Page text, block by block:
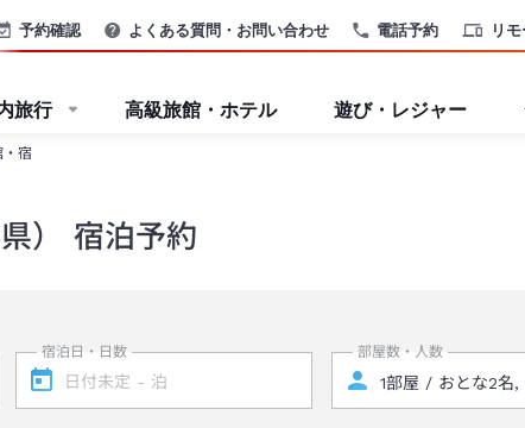
電話予約 リ
予約確認 よくある質問・お問い合わせ
旅行 高級旅館・ホテル 遊び・レジャー
宿
） 宿泊予約
宿泊日・日数 部屋数・人数